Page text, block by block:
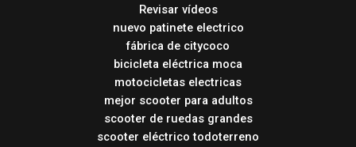
Revisar vídeos
nuevo patinete electrico
fábrica de citycoco
bicicleta eléctrica moca
motocicletas electricas
mejor scooter para adultos
scooter de ruedas grandes
scooter eléctrico todoterreno